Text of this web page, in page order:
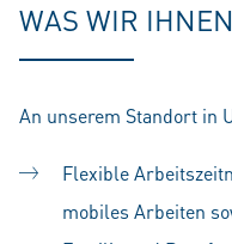
WAS WIR
An unserem Standort in
Flexible
mobiles Arbeiten